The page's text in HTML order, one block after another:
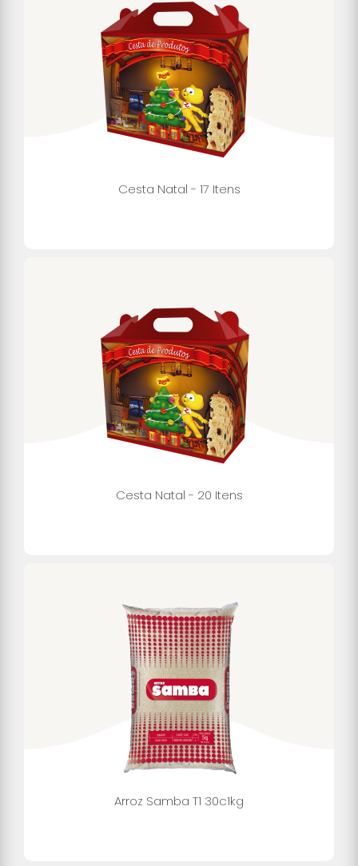
Cesta Natal - 17 Itens
Cesta Natal - 20 Itens
Arroz Samba T1 30c1kg